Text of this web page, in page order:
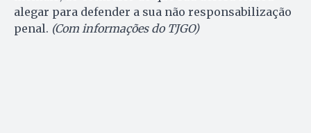
alegar para defender a sua não responsabilização
penal. (Com informações do TJGO)